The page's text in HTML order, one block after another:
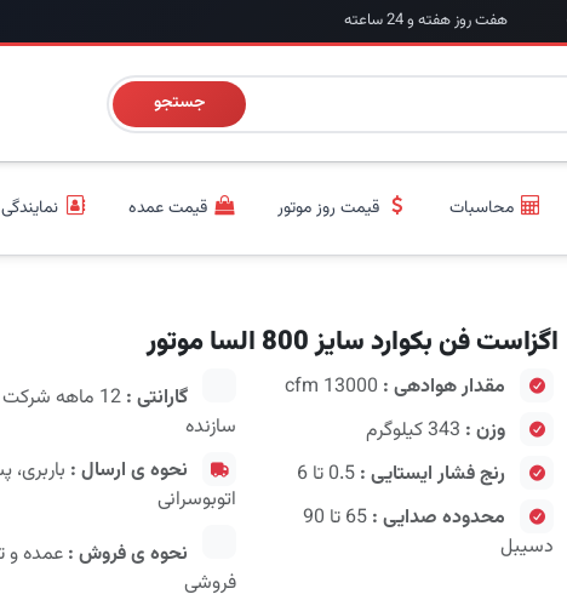
هفت روز هفته و 24 ساعته
جستجو
محاسبات قیمت روز موتور قیمت عمده
اگزاست فن بکوارد سایز 800 السا موتور
مقدار هوادهی :
وزن :
رنج فشار ایستایی :
محدوده صدایی :
65 تا 90
دسیبل
گارانتی :
12 ماهه شرکت
سازنده
نحوه ی ارسال :
اتوبوسرانی
نحوه ی فروش : عمده و
فروشی